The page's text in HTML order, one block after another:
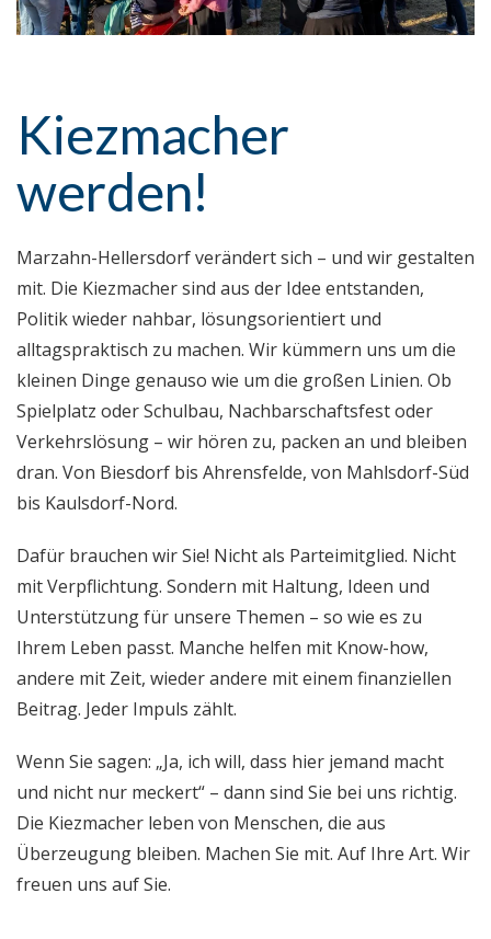
Kiezmacher
werden!
Marzahn-Hellersdorf verändert sich – und wir gestalten
mit. Die Kiezmacher sind aus der Idee entstanden,
Politik wieder nahbar, lösungsorientiert und
alltagspraktisch zu machen. Wir kümmern uns um die
kleinen Dinge genauso wie um die großen Linien. Ob
Spielplatz oder Schulbau, Nachbarschaftsfest oder
Verkehrslösung – wir hören zu, packen an und bleiben
dran. Von Biesdorf bis Ahrensfelde, von Mahlsdorf-Süd
bis Kaulsdorf-Nord.
Dafür brauchen wir Sie! Nicht als Parteimitglied. Nicht
mit Verpflichtung. Sondern mit Haltung, Ideen und
Unterstützung für unsere Themen – so wie es zu
Ihrem Leben passt. Manche helfen mit Know-how,
andere mit Zeit, wieder andere mit einem finanziellen
Beitrag. Jeder Impuls zählt.
Wenn Sie sagen: „Ja, ich will, dass hier jemand macht
und nicht nur meckert“ – dann sind Sie bei uns richtig.
Die Kiezmacher leben von Menschen, die aus
Überzeugung bleiben. Machen Sie mit. Auf Ihre Art. Wir
freuen uns auf Sie.